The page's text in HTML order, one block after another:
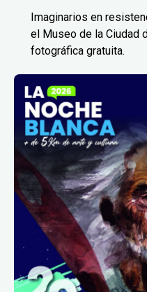
Imaginarios en
el Museo de la Ciudad
fotográfica gratuita.